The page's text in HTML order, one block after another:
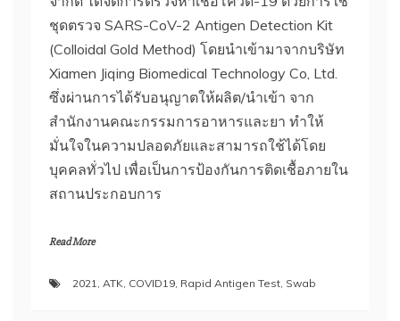
ชุดตรวจ SARS-CoV-2 Antigen Detection Kit
(Colloidal Gold Method) โดยนำเข้ามาจากบริษัท
Xiamen Jiqing Biomedical Technology Co, Ltd.
ซึ่งผ่านการได้รับอนุญาตให้ผลิต/นำเข้า จาก
สำนักงานคณะกรรมการอาหารและยา ทำให้
มั่นใจในความปลอดภัยและสามารถใช้ได้โดย
บุคคลทั่วไป เพื่อเป็นการป้องกันการติดเชื้อภายใน
สถานประกอบการ
Read More
2021 ATK COVID19 Rapid Antigen Test Swab